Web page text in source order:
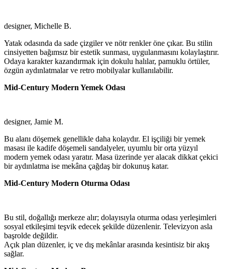
designer, Michelle B.
Yatak odasında da sade çizgiler ve nötr renkler öne çıkar. Bu stilin
cinsiyetten bağımsız bir estetik sunması, uygulanmasını kolaylaştırır.
Odaya karakter kazandırmak için dokulu halılar, pamuklu örtüler,
özgün aydınlatmalar ve retro mobilyalar kullanılabilir.
Mid-Century Modern Yemek Odası
designer, Jamie M.
Bu alanı döşemek genellikle daha kolaydır. El işçiliği bir yemek
masası ile kadife döşemeli sandalyeler, uyumlu bir orta yüzyıl
modern yemek odası yaratır. Masa üzerinde yer alacak dikkat çekici
bir aydınlatma ise mekâna çağdaş bir dokunuş katar.
Mid-Century Modern Oturma Odası
Bu stil, doğallığı merkeze alır; dolayısıyla oturma odası yerleşimleri
sosyal etkileşimi teşvik edecek şekilde düzenlenir. Televizyon asla
başrolde değildir.
Açık plan düzenler, iç ve dış mekânlar arasında kesintisiz bir akış
sağlar.